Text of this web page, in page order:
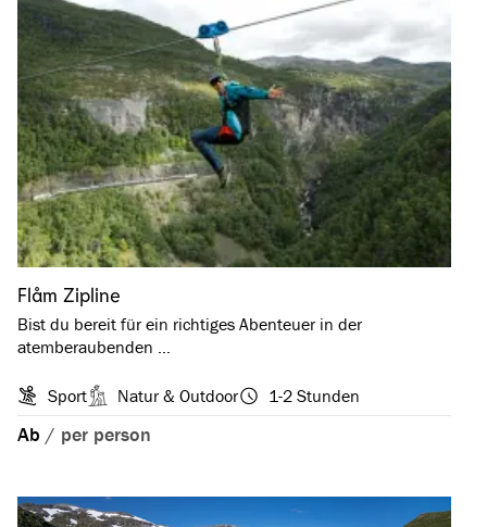
Flåm Zipline
Bist du bereit für ein richtiges Abenteuer in der
atemberaubenden …
Sport Natur & Outdoor 1-2 Stunden
Ab / per person